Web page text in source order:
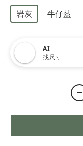
岩灰 牛仔藍
AI
找尺寸